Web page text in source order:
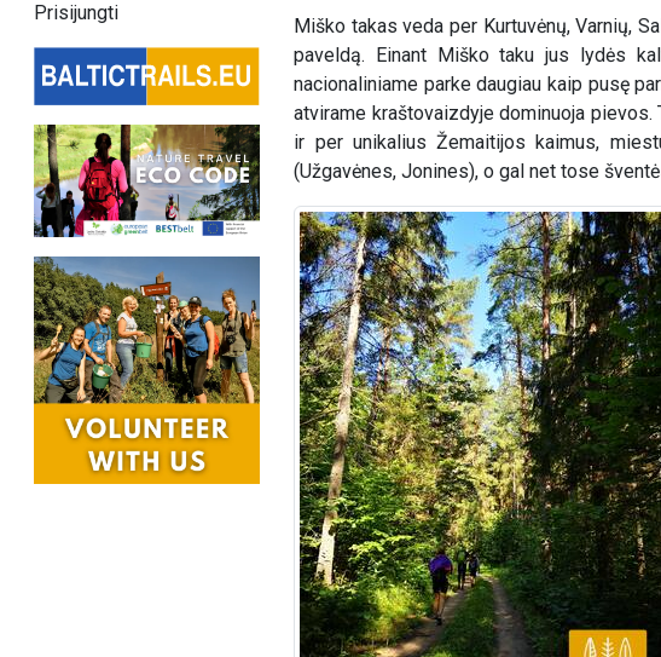
Prisijungti
Miško takas veda per Kurtuvėnų, Varnių,
paveldą. Einant Miško taku jus lydės
nacionaliniame parke daugiau kaip pusę
atvirame kraštovaizdyje dominuoja
ir per unikalius Žemaitijos kaimus,
(Užgavėnes, Jonines), o gal net tose